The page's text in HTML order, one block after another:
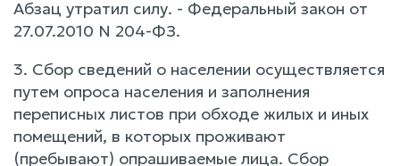
Абзац утратил силу. - Федеральный закон от
27.07.2010 N 204-ФЗ.
3. Сбор сведений о населении осуществляется
путем опроса населения и заполнения
переписных листов при обходе жилых и иных
помещений, в которых проживают
(пребывают) опрашиваемые лица. Сбор